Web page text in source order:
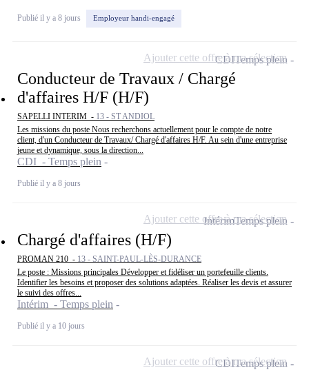
Publié il y a 8 jours Employeur handi-engagé
Conducteur de Travaux / Chargé
d'affaires H/F (H/F)
SAPELLI INTERIM - 13 - ST ANDIOL
Les missions du poste Nous recherchons actuellement pour le compte de notre
client, d'un Conducteur de Travaux/ Chargé d'affaires H/F. Au sein d'une entreprise
jeune et dynamique, sous la direction...
CDI - Temps plein
Publié il y a 8 jours
CDITemps plein
Ajouter cette offre à ma sélection
Chargé d'affaires (H/F)
PROMAN 210 - 13 - SAINT-PAUL-LÈS-DURANCE
Le poste : Missions principales Développer et fidéliser un portefeuille clients.
Identifier les besoins et proposer des solutions adaptées. Réaliser les devis et assurer
le suivi des offres...
Intérim - Temps plein
Publié il y a 10 jours
IntérimTemps plein
Ajouter cette offre à ma sélection
CDITemps plein
Ajouter cette offre à ma sélection